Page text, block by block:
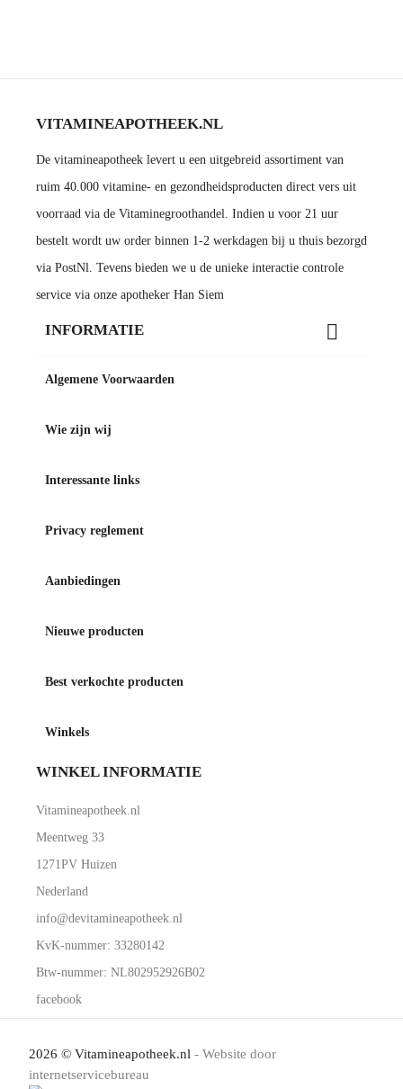
VITAMINEAPOTHEEK.NL
De vitamineapotheek levert u een uitgebreid assortiment van
ruim 40.000 vitamine- en gezondheidsproducten direct vers uit
voorraad via de Vitaminegroothandel. Indien u voor 21 uur
bestelt wordt uw order binnen 1-2 werkdagen bij u thuis bezorgd
via PostNl. Tevens bieden we u de unieke interactie controle
service via onze apotheker Han Siem
facebook
INFORMATIE 
Algemene Voorwaarden
Wie zijn wij
Interessante links
Privacy reglement
Aanbiedingen
Nieuwe producten
Best verkochte producten
Winkels
WINKEL INFORMATIE
Vitamineapotheek.nl
Meentweg 33
1271PV Huizen
Nederland
info@devitamineapotheek.nl
KvK-nummer: 33280142
Btw-nummer: NL802952926B02
2026 © Vitamineapotheek.nl - Website door
internetservicebureau